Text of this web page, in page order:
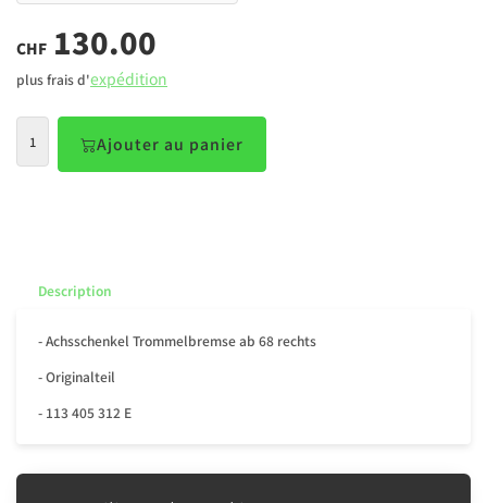
CHF 130.00
plus frais d'expédition
Ajouter au panier
Description
- Achsschenkel Trommelbremse ab 68 rechts
- Originalteil
- 113 405 312 E